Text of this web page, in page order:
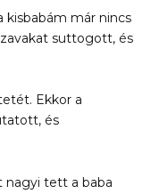
kisbabám már nincs
suttogott, és
Ekkor a
és
nagyi tett a baba